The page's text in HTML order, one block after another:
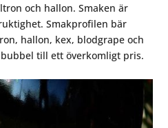
och hallon. Smaken är
Smakprofilen bär
hallon, kex, blodgrape och
till ett överkomligt pris.